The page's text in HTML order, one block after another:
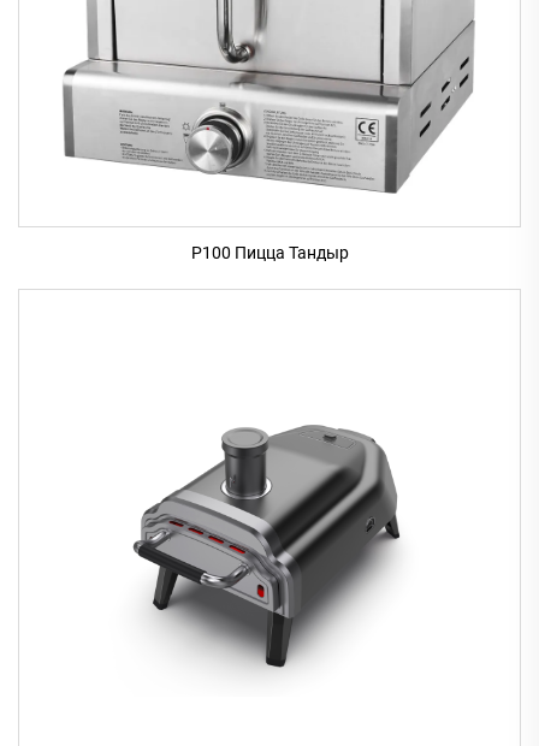
P100 Пицца Тандыр